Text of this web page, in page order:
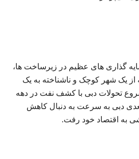
گذاری‌ های عظیم در زیرساخت‌ ها،
یک شهر کوچک و ناشناخته به یک
تحولات دبی با کشف نفت در دهه
بعدی دبی به سرعت به دنبال کاهش
به اقتصاد خود رفت.